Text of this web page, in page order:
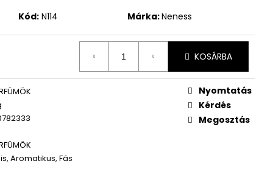
Kód: N114 Márka:Neness
KOSÁRBA
Aromatikus, Fás
Nyomtatás
Kérdés
Megosztás